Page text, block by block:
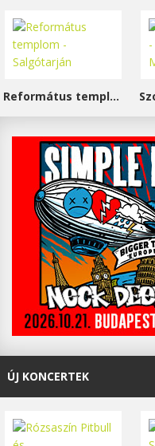
Református templom - Salgótarján
ÚJ KONCERTEK